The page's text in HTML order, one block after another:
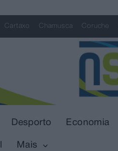
Cartaxo Chamusca Coruche
Desporto Economia
Mais